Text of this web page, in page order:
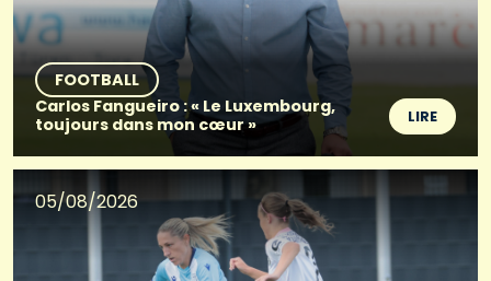
FOOTBALL
Carlos Fangueiro : « Le Luxembourg,
toujours dans mon cœur »
LIRE
05/08/2026